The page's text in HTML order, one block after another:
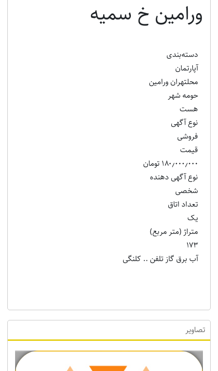
ورامین خ سمیه
دسته‌بندی
آپارتمان
محلتهران ورامین
حومه شهر
هست
نوع آگهی
فروشی
قیمت
۱۸۰٫۰۰۰٫۰۰۰ تومان
نوع آگهی دهنده
شخصی
تعداد اتاق
یک
متراژ (متر مربع)
۱۷۳
آب برق گاز تلفن .. کلنگی
تصاویر